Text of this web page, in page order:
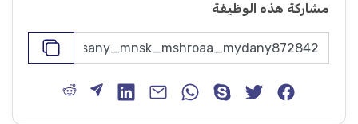
مشاركة هذه الوظيفة